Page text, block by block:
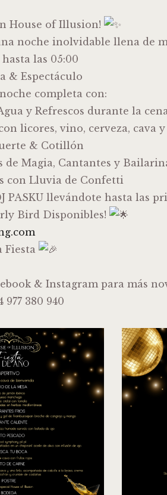
House of Illusion!
noche inolvidable llena de
las 05:00
& Espectáculo
completa con:
y Refrescos durante la cena
licores, vino, cerveza, cava
& Cotillón
de Magia, Cantantes y
con Lluvia de Confetti
PASKU llevándote hasta las
Bird Disponibles!
Fiesta
& Instagram para más
977 380 940